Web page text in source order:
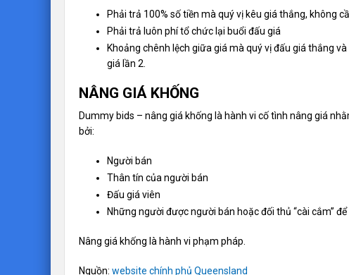
Phải trả 100% số tiền mà quý vị kêu giá thắng, không
Phải trả luôn phí tổ chức lại buổi đấu giá
Khoảng chênh lệch giữa giá mà quý vị đấu giá thắng
giá lần 2.
NÂNG GIÁ KHỐNG
Dummy bids – nâng giá khống là hành vi cố tình nâng giá
bởi:
Người bán
Thân tín của người bán
Đấu giá viên
Những người được người bán hoặc đối thủ “cài cắm”
Nâng giá khống là hành vi phạm pháp.
Nguồn: website chính phủ Queensland